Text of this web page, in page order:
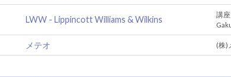
LWW - Lippincott Williams & Wilkins
講
メテオ (株)